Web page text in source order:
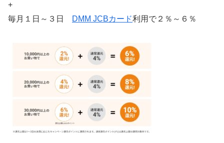
+
毎月１日～３日
DMM JCBカード利用で２％～６％